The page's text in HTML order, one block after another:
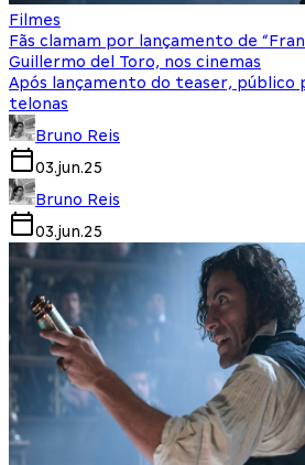
Filmes
Fãs clamam por lançamento de
Guillermo del Toro, nos cinemas
Após lançamento do teaser, público
telonas
Bruno Reis
03.jun.25
Bruno Reis
03.jun.25